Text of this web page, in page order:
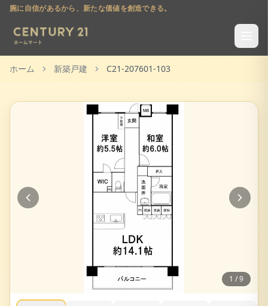
腕に自信があるから、新たな価値を創造できる。
ホーム 新築戸建 C21-207601-103
1 /9